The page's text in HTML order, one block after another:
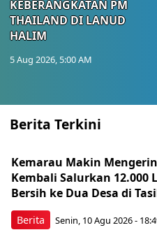
KEBERANGKATAN PM
THAILAND DI LANUD
HALIM
5 Aug 2026, 5:00 AM
Berita Terkini
Berita
Kemarau Makin
Kembali Salurkan 12.000
Bersih ke Dua Desa di
Senin, 10 Agu 2026 -